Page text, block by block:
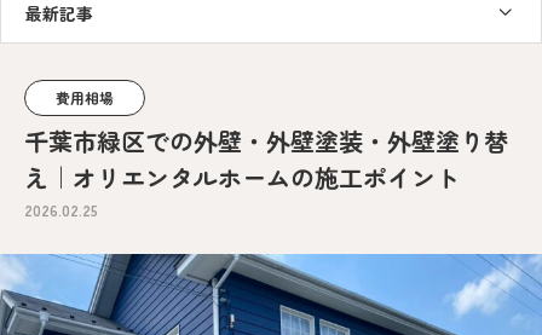
最新記事
費用相場
千葉市緑区での外壁・外壁塗装・外壁塗り替
え｜オリエンタルホームの施工ポイント
2026.02.25